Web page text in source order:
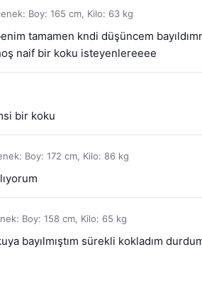
Boy: 165 cm, Kilo: 63 kg
tamamen kndi düşüncem
naif bir koku isteyenlereeee
bir koku
Boy: 172 cm, Kilo: 86 kg
Boy: 158 cm, Kilo: 65 kg
bayılmıştım sürekli kokladım